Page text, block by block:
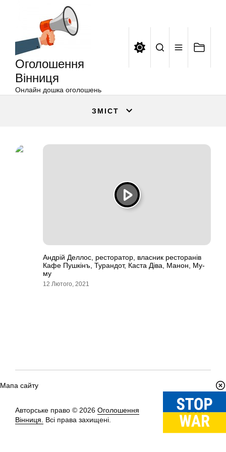
Оголошення
Вінниця
Онлайн дошка оголошень
ЗМІСТ
Андрій Деллос, ресторатор, власник ресторанів
Кафе Пушкінъ, Турандот, Каста Діва, Манон, Му-
му
12 Лютого, 2021
Мапа сайту
Авторське право © 2026 Оголошення
Вінниця.
Всі права захищені.
Вгору